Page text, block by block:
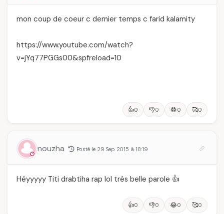
mon coup de coeur c dernier temps c farid kalamity
https://www.youtube.com/watch?
v=jYq77PGGs00&spfreload=10
👍0 👎0 😂0 🥰0
nouzha Posté le 29 Sep 2015 à 18:19
Héyyyyy Titi drabtiha rap lol trés belle parole 👍
👍0 👎0 😂0 🥰0